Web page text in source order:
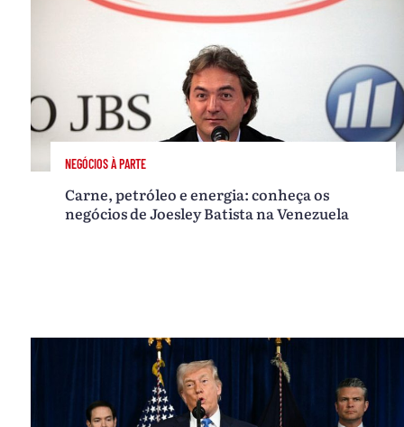
NEGÓCIOS À PARTE
Carne, petróleo e energia: conheça os
negócios de Joesley Batista na Venezuela